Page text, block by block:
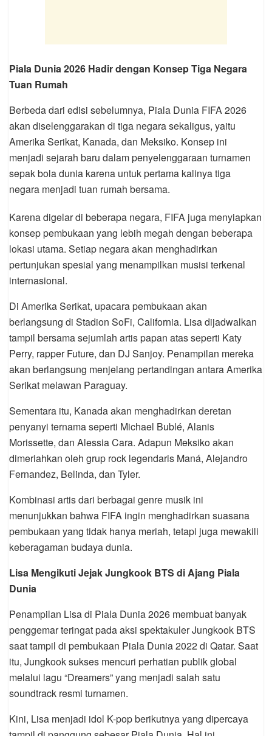
Piala Dunia 2026 Hadir dengan Konsep Tiga Negara
Tuan Rumah
Berbeda dari edisi sebelumnya, Piala Dunia FIFA 2026
akan diselenggarakan di tiga negara sekaligus, yaitu
Amerika Serikat, Kanada, dan Meksiko. Konsep ini
menjadi sejarah baru dalam penyelenggaraan turnamen
sepak bola dunia karena untuk pertama kalinya tiga
negara menjadi tuan rumah bersama.
Karena digelar di beberapa negara, FIFA juga menyiapkan
konsep pembukaan yang lebih megah dengan beberapa
lokasi utama. Setiap negara akan menghadirkan
pertunjukan spesial yang menampilkan musisi terkenal
internasional.
Di Amerika Serikat, upacara pembukaan akan
berlangsung di Stadion SoFi, California. Lisa dijadwalkan
tampil bersama sejumlah artis papan atas seperti Katy
Perry, rapper Future, dan DJ Sanjoy. Penampilan mereka
akan berlangsung menjelang pertandingan antara Amerika
Serikat melawan Paraguay.
Sementara itu, Kanada akan menghadirkan deretan
penyanyi ternama seperti Michael Bublé, Alanis
Morissette, dan Alessia Cara. Adapun Meksiko akan
dimeriahkan oleh grup rock legendaris Maná, Alejandro
Fernandez, Belinda, dan Tyler.
Kombinasi artis dari berbagai genre musik ini
menunjukkan bahwa FIFA ingin menghadirkan suasana
pembukaan yang tidak hanya meriah, tetapi juga mewakili
keberagaman budaya dunia.
Lisa Mengikuti Jejak Jungkook BTS di Ajang Piala
Dunia
Penampilan Lisa di Piala Dunia 2026 membuat banyak
penggemar teringat pada aksi spektakuler Jungkook BTS
saat tampil di pembukaan Piala Dunia 2022 di Qatar. Saat
itu, Jungkook sukses mencuri perhatian publik global
melalui lagu “Dreamers” yang menjadi salah satu
soundtrack resmi turnamen.
Kini, Lisa menjadi idol K-pop berikutnya yang dipercaya